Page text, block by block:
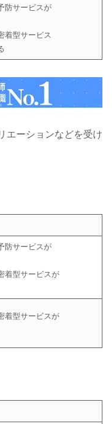
防サービスが
着型サービス
エーションなどを受け
防サービスが
着型サービスが
着型サービスが